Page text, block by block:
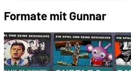
Formate mit Gunnar